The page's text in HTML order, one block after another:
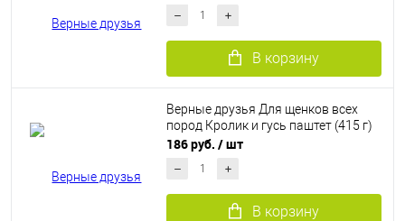
В корзину
Верные друзья Для щенков всех
пород Кролик и гусь паштет (415 г)
186 руб. / шт
В корзину